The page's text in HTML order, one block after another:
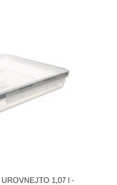
1,07 l -